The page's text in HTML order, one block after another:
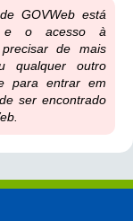
GOVWeb está
e o acesso à
de mais
qualquer outro
para entrar em
ser encontrado